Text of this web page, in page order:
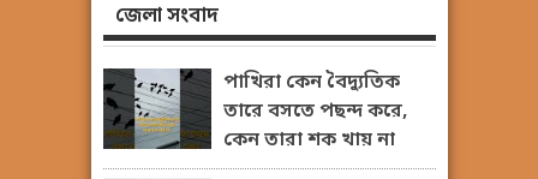
জেলা সংবাদ
পাখিরা কেন বৈদ্যুতিক
তারে বসতে পছন্দ করে,
কেন তারা শক খায় না